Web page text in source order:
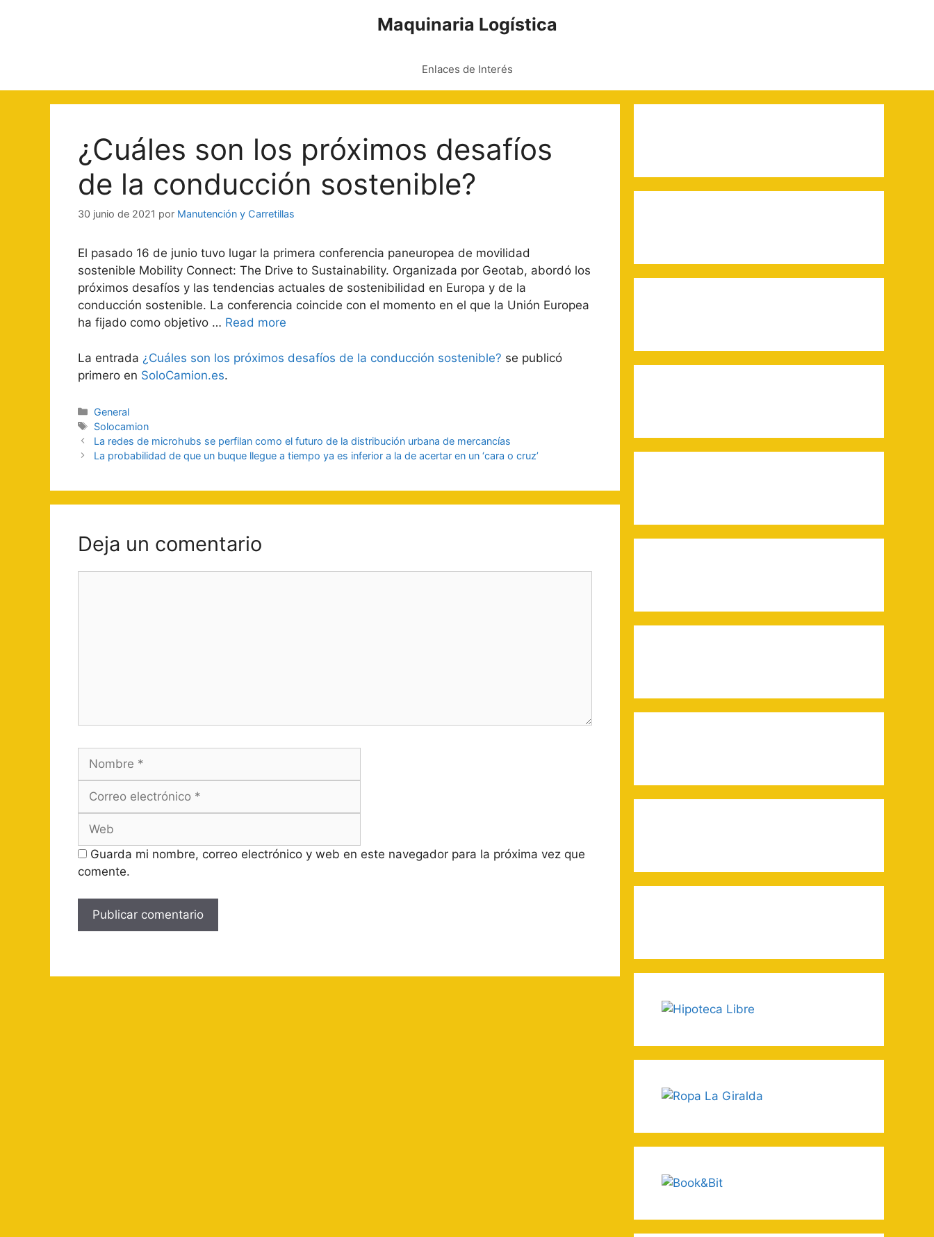
Maquinaria Logística
Enlaces de Interés
¿Cuáles son los próximos desafíos
de la conducción sostenible?
30 junio de 2021 por Manutención y Carretillas
El pasado 16 de junio tuvo lugar la primera conferencia paneuropea de movilidad
sostenible Mobility Connect: The Drive to Sustainability. Organizada por Geotab, abordó los
próximos desafíos y las tendencias actuales de sostenibilidad en Europa y de la
conducción sostenible. La conferencia coincide con el momento en el que la Unión Europea
ha fijado como objetivo … Read more
La entrada ¿Cuáles son los próximos desafíos de la conducción sostenible? se publicó
primero en SoloCamion.es.
Categorías
General
Etiquetas
Solocamion
Navegación
de
La redes de microhubs se perfilan como el futuro de la distribución urbana de mercancías
La probabilidad de que un buque llegue a tiempo ya es inferior a la de acertar en un ‘cara o cruz’
Deja un comentario
Nombre
Guarda mi nombre, correo electrónico y web en este navegador para la próxima vez que
comente.